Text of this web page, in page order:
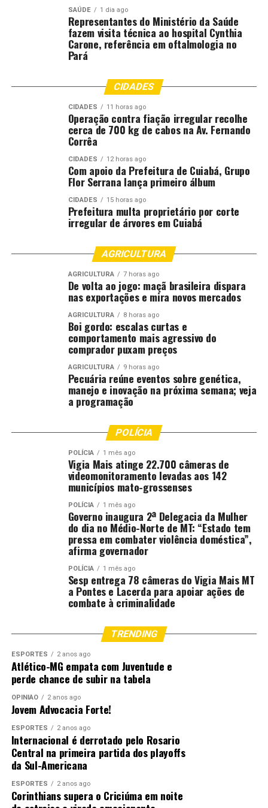
SAÚDE 1 dia ago
Representantes do Ministério da Saúde
fazem visita técnica ao hospital Cynthia
Carone, referência em oftalmologia no
Pará
CIDADES
CIDADES 11 horas ago
Operação contra fiação irregular recolhe
cerca de 700 kg de cabos na Av. Fernando
Corrêa
CIDADES 12 horas ago
Com apoio da Prefeitura de Cuiabá, Grupo
Flor Serrana lança primeiro álbum
CIDADES 15 horas ago
Prefeitura multa proprietário por corte
irregular de árvores em Cuiabá
AGRICULTURA
AGRICULTURA 7 horas ago
De volta ao jogo: maçã brasileira dispara
nas exportações e mira novos mercados
AGRICULTURA 8 horas ago
Boi gordo: escalas curtas e
comportamento mais agressivo do
comprador puxam preços
AGRICULTURA 9 horas ago
Pecuária reúne eventos sobre genética,
manejo e inovação na próxima semana; veja
a programação
POLÍCIA
POLÍCIA 1 mês ago
Vigia Mais atinge 22.700 câmeras de
videomonitoramento levadas aos 142
municípios mato-grossenses
POLÍCIA 1 mês ago
Governo inaugura 2ª Delegacia da Mulher
do dia no Médio-Norte de MT: “Estado tem
pressa em combater violência doméstica”,
afirma governador
POLÍCIA 1 mês ago
Sesp entrega 78 câmeras do Vigia Mais MT
a Pontes e Lacerda para apoiar ações de
combate à criminalidade
TRENDING
ESPORTES 2 anos ago
Atlético-MG empata com Juventude e
perde chance de subir na tabela
OPINIÃO 2 anos ago
Jovem Advocacia Forte!
ESPORTES 2 anos ago
Internacional é derrotado pelo Rosario
Central na primeira partida dos playoffs
da Sul-Americana
ESPORTES 2 anos ago
Corinthians supera o Criciúma em noite